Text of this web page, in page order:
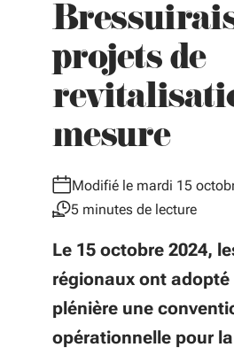
projets de
mesure
Modifié le mardi 15
5 minutes de lecture
Le 15 octobre 2024,
régionaux ont adopté
plénière une
opérationnelle pour